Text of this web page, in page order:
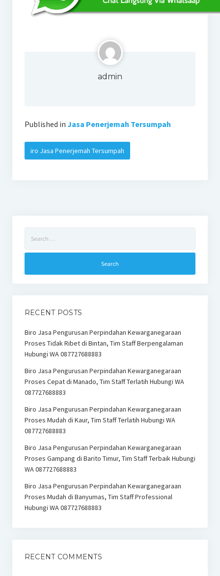
admin
Published in Jasa Penerjemah Tersumpah
iro Jasa Penerjemah Tersumpah
for:
RECENT POSTS
Biro Jasa Pengurusan Perpindahan Kewarganegaraan
Proses Tidak Ribet di Bintan, Tim Staff Berpengalaman
Hubungi WA 087727688883
Biro Jasa Pengurusan Perpindahan Kewarganegaraan
Proses Cepat di Manado, Tim Staff Terlatih Hubungi WA
087727688883
Biro Jasa Pengurusan Perpindahan Kewarganegaraan
Proses Mudah di Kaur, Tim Staff Terlatih Hubungi WA
087727688883
Biro Jasa Pengurusan Perpindahan Kewarganegaraan
Proses Gampang di Barito Timur, Tim Staff Terbaik Hubungi
WA 087727688883
Biro Jasa Pengurusan Perpindahan Kewarganegaraan
Proses Mudah di Banyumas, Tim Staff Professional
Hubungi WA 087727688883
RECENT COMMENTS